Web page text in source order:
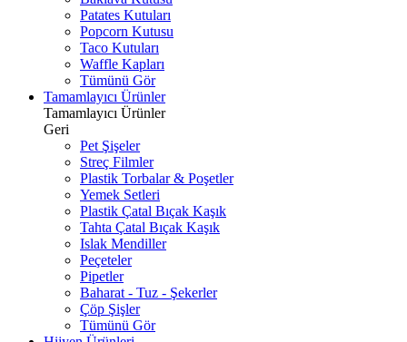
Patates Kutuları
Popcorn Kutusu
Taco Kutuları
Waffle Kapları
Tümünü Gör
Tamamlayıcı Ürünler
Tamamlayıcı Ürünler
Geri
Pet Şişeler
Streç Filmler
Plastik Torbalar & Poşetler
Yemek Setleri
Plastik Çatal Bıçak Kaşık
Tahta Çatal Bıçak Kaşık
Islak Mendiller
Peçeteler
Pipetler
Baharat - Tuz - Şekerler
Çöp Şişler
Tümünü Gör